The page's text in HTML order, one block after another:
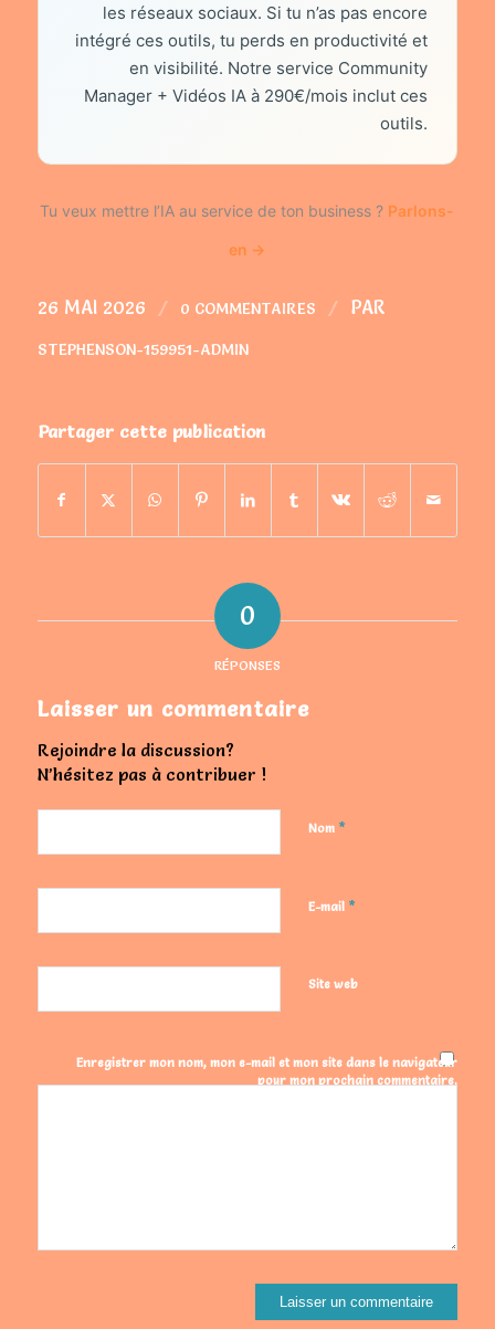
les réseaux sociaux. Si tu n’as pas encore
intégré ces outils, tu perds en productivité et
en visibilité. Notre service Community
Manager + Vidéos IA à 290€/mois inclut ces
outils.
Tu veux mettre l’IA au service de ton business ? Parlons-
en →
26 MAI 2026 / 0 COMMENTAIRES / PAR
STEPHENSON-159951-ADMIN
Partager cette publication
0
RÉPONSES
Laisser un commentaire
Rejoindre la discussion?
N’hésitez pas à contribuer !
Nom *
E-mail *
Site web
Enregistrer mon nom, mon e-mail et mon site dans le navigateur
pour mon prochain commentaire.